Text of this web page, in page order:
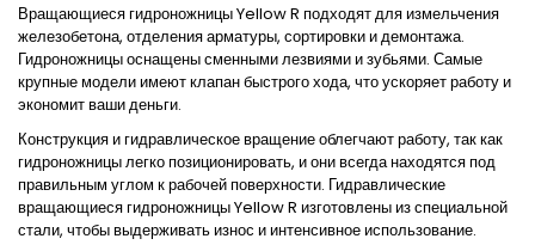
Вращающиеся гидроножницыYellow R подходят для измельчения
железобетона, отделения арматуры, сортировки и демонтажа.
Гидроножницы оснащены сменными лезвиями и зубьями. Самые
крупные модели имеют клапан быстрого хода, что ускоряет работу и
экономит ваши деньги.
Конструкция и гидравлическое вращение облегчают работу, так как
гидроножницы легко позиционировать, и они всегда находятся под
правильным углом к рабочей поверхности. Гидравлические
вращающиеся гидроножницыYellow R изготовлены из специальной
стали, чтобы выдерживать износ и интенсивное использование.